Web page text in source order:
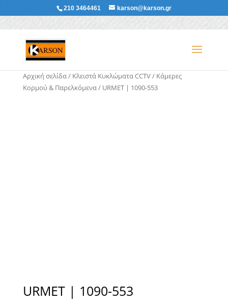
210 3464461 karson@karson.gr
Αρχική σελίδα/ Κλειστά Κυκλώματα CCTV/ Κάμερες
Κορμού & Παρελκόμενα/ URMET | 1090-553
URMET | 1090-553